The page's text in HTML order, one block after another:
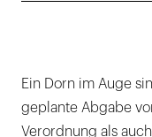
Ein Dorn im Auge
geplante Abgabe
Verordnung als